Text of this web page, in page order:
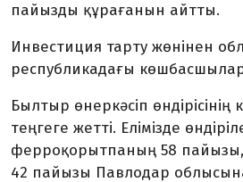
пайызды құрағанын айтты.
Инвестиция тарту жөнінен
республикадағы
Былтыр өнеркәсіп өндірісінің
теңгеге жетті. Елімізде
ферроқорытпаның 58
42 пайызы Павлодар облысына